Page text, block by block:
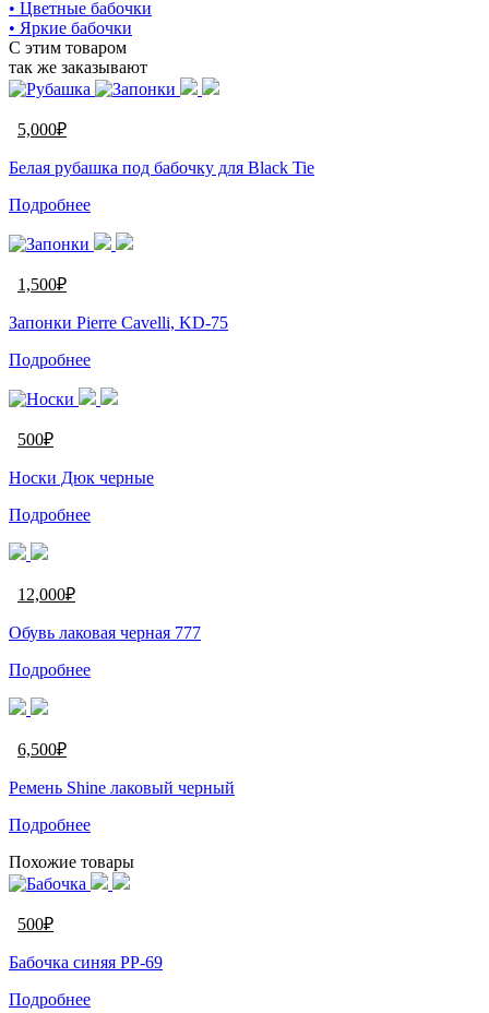
• Цветные бабочки
• Яркие бабочки
С этим товаром
так же заказывают
5,000₽
Белая рубашка под бабочку для Black Tie
Подробнее
1,500₽
Запонки Pierre Cavelli, KD-75
Подробнее
500₽
Носки Дюк черные
Подробнее
12,000₽
Обувь лаковая черная 777
Подробнее
6,500₽
Ремень Shine лаковый черный
Подробнее
Похожие товары
500₽
Бабочка синяя PP-69
Подробнее